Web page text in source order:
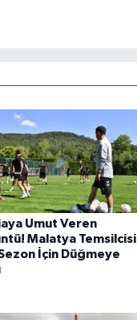
Umut Veren
Malatya Temsilcisi
İçin Düğmeye